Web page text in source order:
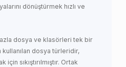
dönüştürmek hızlı ve
dosya ve klasörleri tek bir
dosya türleridir,
sıkıştırılmıştır. Ortak